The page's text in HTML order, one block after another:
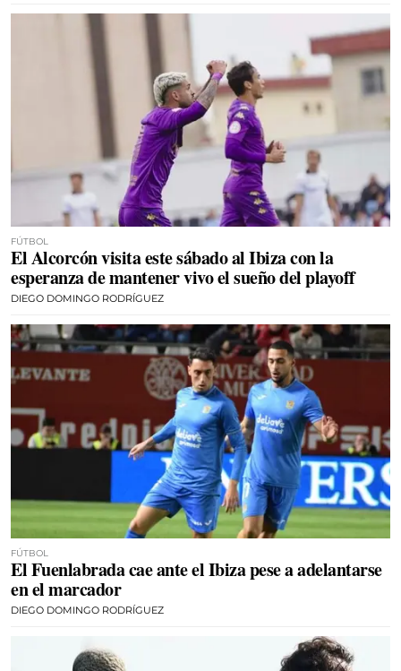
FÚTBOL
El Alcorcón visita este sábado al Ibiza con la
esperanza de mantener vivo el sueño del playoff
DIEGO DOMINGO RODRÍGUEZ
FÚTBOL
El Fuenlabrada cae ante el Ibiza pese a adelantarse
en el marcador
DIEGO DOMINGO RODRÍGUEZ